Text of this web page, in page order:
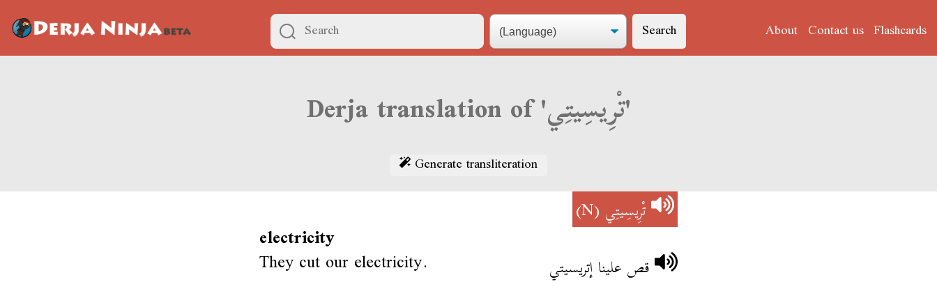
Search About Contact us Flashcards
Derja translation of 'تْرِيسِيتِي'
Generate transliteration
تْرِيسِيتِي(N)
electricity
They cut our electricity. قص علينا إتريسيتي